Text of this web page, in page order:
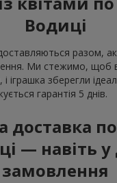
Водиці
разом,
Ми стежимо, щоб
і іграшка зберегли
гарантія 5 днів.
доставка
— навіть у
замовлення